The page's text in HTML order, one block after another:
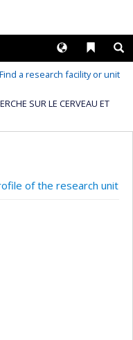
Liens
Langues
Find a research facility or unit
SUR LE CERVEAU ET
of the research unit